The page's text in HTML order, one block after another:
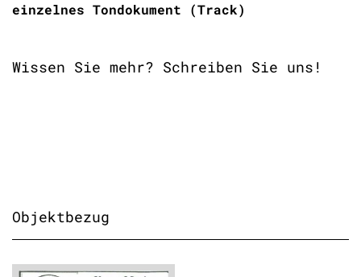
einzelnes Tondokument (Track)
Wissen Sie mehr? Schreiben Sie uns!
Objektbezug